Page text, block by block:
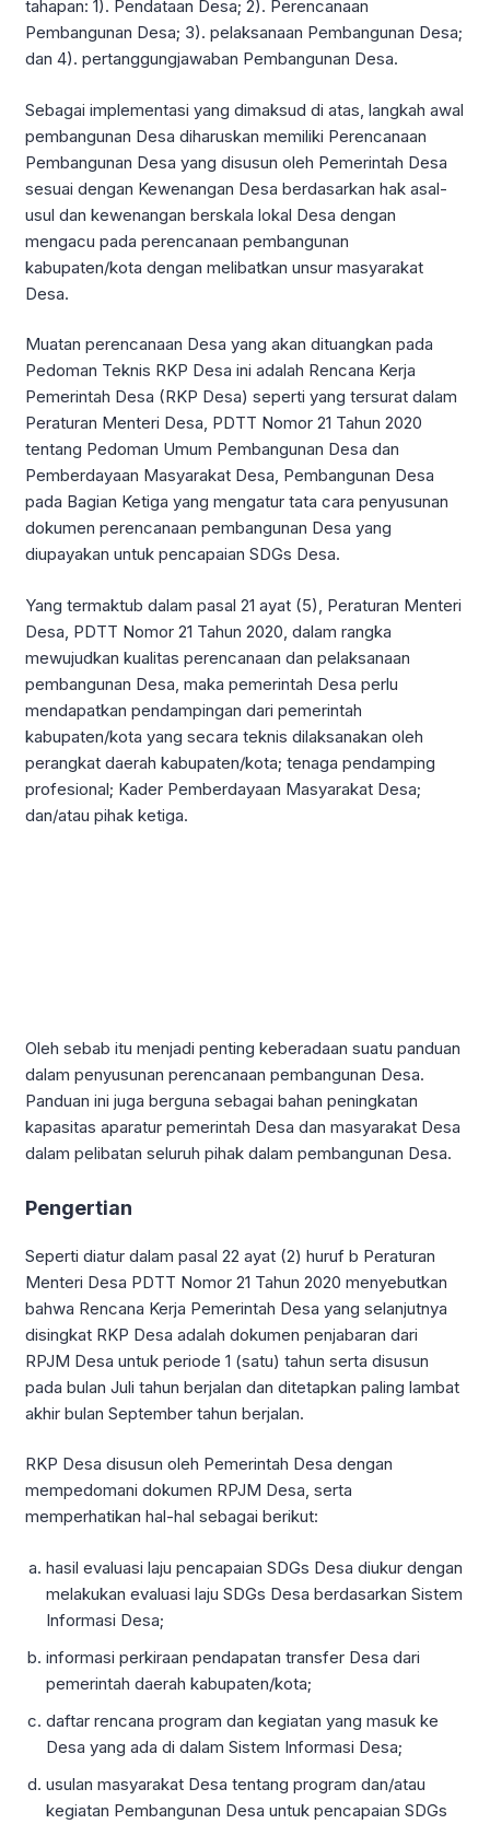
tahapan: 1). Pendataan Desa; 2). Perencanaan
Pembangunan Desa; 3). pelaksanaan Pembangunan Desa;
dan 4). pertanggungjawaban Pembangunan Desa.
Sebagai implementasi yang dimaksud di atas, langkah awal
pembangunan Desa diharuskan memiliki Perencanaan
Pembangunan Desa yang disusun oleh Pemerintah Desa
sesuai dengan Kewenangan Desa berdasarkan hak asal-
usul dan kewenangan berskala lokal Desa dengan
mengacu pada perencanaan pembangunan
kabupaten/kota dengan melibatkan unsur masyarakat
Desa.
Muatan perencanaan Desa yang akan dituangkan pada
Pedoman Teknis RKP Desa ini adalah Rencana Kerja
Pemerintah Desa (RKP Desa) seperti yang tersurat dalam
Peraturan Menteri Desa, PDTT Nomor 21 Tahun 2020
tentang Pedoman Umum Pembangunan Desa dan
Pemberdayaan Masyarakat Desa, Pembangunan Desa
pada Bagian Ketiga yang mengatur tata cara penyusunan
dokumen perencanaan pembangunan Desa yang
diupayakan untuk pencapaian SDGs Desa.
Yang termaktub dalam pasal 21 ayat (5), Peraturan Menteri
Desa, PDTT Nomor 21 Tahun 2020, dalam rangka
mewujudkan kualitas perencanaan dan pelaksanaan
pembangunan Desa, maka pemerintah Desa perlu
mendapatkan pendampingan dari pemerintah
kabupaten/kota yang secara teknis dilaksanakan oleh
perangkat daerah kabupaten/kota; tenaga pendamping
profesional; Kader Pemberdayaan Masyarakat Desa;
dan/atau pihak ketiga.
Oleh sebab itu menjadi penting keberadaan suatu panduan
dalam penyusunan perencanaan pembangunan Desa.
Panduan ini juga berguna sebagai bahan peningkatan
kapasitas aparatur pemerintah Desa dan masyarakat Desa
dalam pelibatan seluruh pihak dalam pembangunan Desa.
Pengertian
Seperti diatur dalam pasal 22 ayat (2) huruf b Peraturan
Menteri Desa PDTT Nomor 21 Tahun 2020 menyebutkan
bahwa Rencana Kerja Pemerintah Desa yang selanjutnya
disingkat RKP Desa adalah dokumen penjabaran dari
RPJM Desa untuk periode 1 (satu) tahun serta disusun
pada bulan Juli tahun berjalan dan ditetapkan paling lambat
akhir bulan September tahun berjalan.
RKP Desa disusun oleh Pemerintah Desa dengan
mempedomani dokumen RPJM Desa, serta
memperhatikan hal-hal sebagai berikut:
hasil evaluasi laju pencapaian SDGs Desa diukur dengan
melakukan evaluasi laju SDGs Desa berdasarkan Sistem
Informasi Desa;
informasi perkiraan pendapatan transfer Desa dari
pemerintah daerah kabupaten/kota;
daftar rencana program dan kegiatan yang masuk ke
Desa yang ada di dalam Sistem Informasi Desa;
usulan masyarakat Desa tentang program dan/atau
kegiatan Pembangunan Desa untuk pencapaian SDGs